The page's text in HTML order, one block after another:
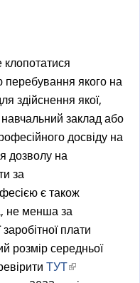
l
)
якого на
здійснення якої,
заклад або
досвіду на
дозволу на
за
є також
не менша за
плати
розмір середньої
ТУТ(